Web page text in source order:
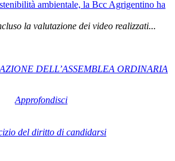
ambientale, la Bcc Agrigentino ha
la valutazione dei video realizzati...
DELL’ASSEMBLEA ORDINARIA
Approfondisci
del diritto di candidarsi